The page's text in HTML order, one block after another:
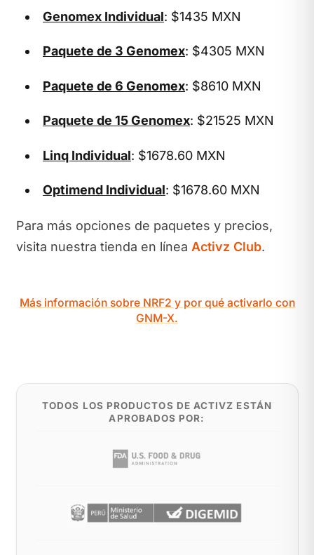
Genomex Individual: $1435 MXN
Paquete de 3 Genomex: $4305 MXN
Paquete de 6 Genomex: $8610 MXN
Paquete de 15 Genomex: $21525 MXN
Linq Individual: $1678.60 MXN
Optimend Individual: $1678.60 MXN
Para más opciones de paquetes y precios,
visita nuestra tienda en línea Activz Club.
Más información sobre NRF2 y por qué activarlo con
GNM-X.
TODOS LOS PRODUCTOS DE ACTIVZ ESTÁN
APROBADOS POR: